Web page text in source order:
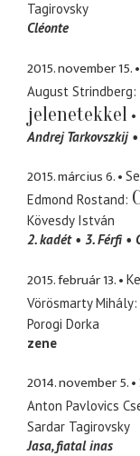
Tagirovsky
Cléonte
2015. november 15.
August Strindberg
jelenetekkel
Andrej Tarkovszkij
2015. március 6.
Edmond Rostand
Kövesdy István
2. kadét
3. Férfi
2015. február 13.
Vörösmarty Mihály
Porogi Dorka
zene
2014. november 5.
Anton Pavlovics
Sardar Tagirovsky
Jasa fiatal inas